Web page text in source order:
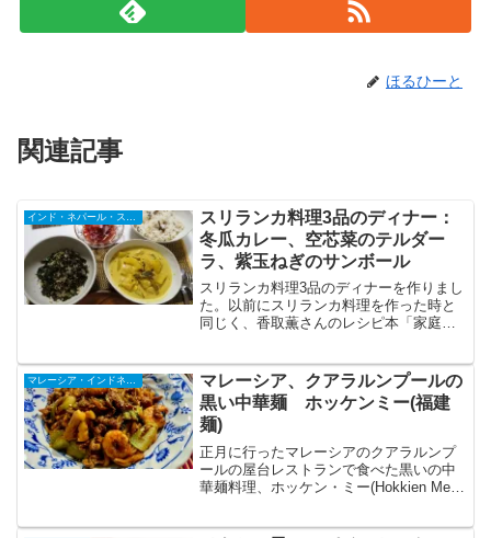
ほるひーと
関連記事
インド・ネパール・スリランカ
スリランカ料理3品のディナー：
冬瓜カレー、空芯菜のテルダー
ラ、紫玉ねぎのサンボール
スリランカ料理3品のディナーを作りまし
た。以前にスリランカ料理を作った時と
同じく、香取薫さんのレシピ本「家庭で
決めました。我が家では身近でない料理
を作る時は、レシピ本を...
マレーシア・インドネシア・シンガポール
マレーシア、クアラルンプールの
黒い中華麺 ホッケンミー(福建
麺)
正月に行ったマレーシアのクアラルンプ
ールの屋台レストランで食べた黒いの中
華麺料理、ホッケン・ミー(Hokkien Mee)